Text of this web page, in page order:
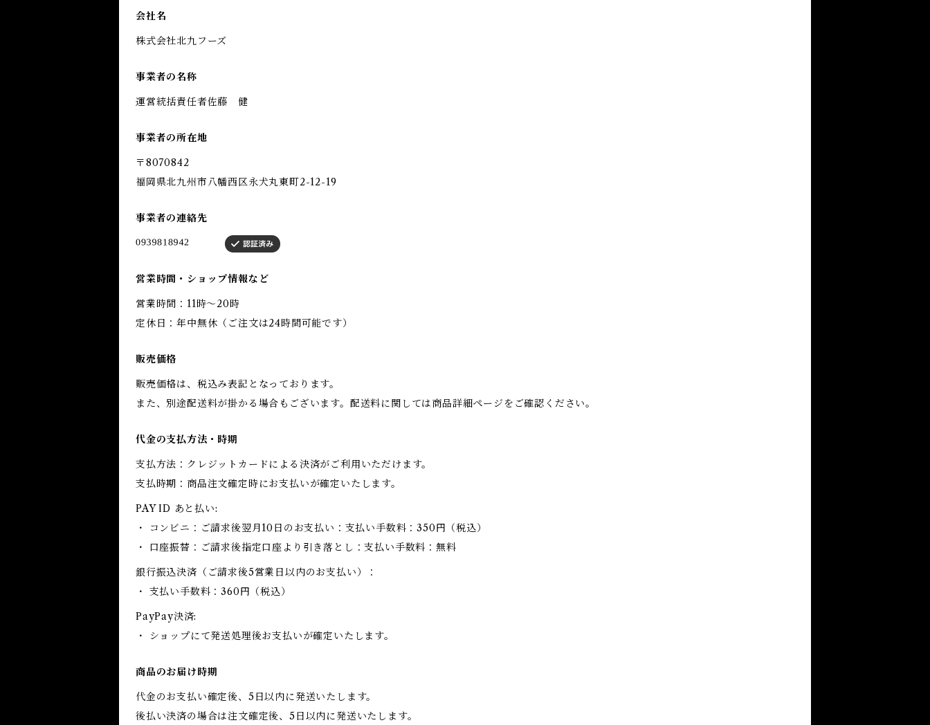
会社名
株式会社北九フーズ
事業者の名称
運営統括責任者佐藤 健
事業者の所在地
〒8070842
福岡県北九州市八幡西区永犬丸東町2-12-19
事業者の連絡先
営業時間・ショップ情報など
営業時間：11時〜20時
定休日：年中無休（ご注文は24時間可能です）
販売価格
販売価格は、税込み表記となっております。
また、別途配送料が掛かる場合もございます。配送料に関しては商品詳細ページをご確認ください。
代金の支払方法・時期
支払方法：クレジットカードによる決済がご利用いただけます。
支払時期：商品注文確定時にお支払いが確定いたします。
PAY ID あと払い:
・ コンビニ：ご請求後翌月10日のお支払い：支払い手数料：350円（税込）
・ 口座振替：ご請求後指定口座より引き落とし：支払い手数料：無料
銀行振込決済（ご請求後5営業日以内のお支払い）：
・ 支払い手数料：360円（税込）
PayPay決済:
・ ショップにて発送処理後お支払いが確定いたします。
商品のお届け時期
代金のお支払い確定後、5日以内に発送いたします。
後払い決済の場合は注文確定後、5日以内に発送いたします。